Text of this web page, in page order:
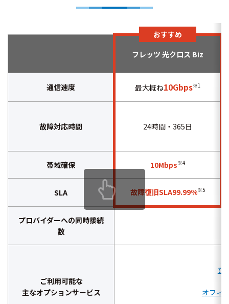
おすすめ
フレッツ 光クロス Biz
通信速度 最大概ね10Gbps※1
故障対応時間 24時間・365日
帯域確保 10Mbps※4
SLA 故障復旧SLA99.99%※5
プロバイダーへの同時接続
数
ご利用可能な
主なオプションサービス
ひ
オフィ